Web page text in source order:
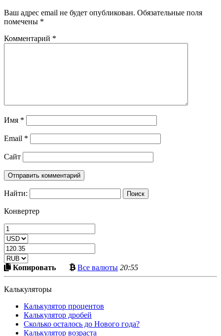
Ваш адрес email не будет опубликован. Обязательные поля
помечены *
Комментарий *
Имя *
Email *
Сайт
Найти:
Конвертер
КопироватьСкопировать
в
Все валютыБольше
криптовалют
20:55
Калькуляторы
Калькулятор процентов
Калькулятор дробей
Сколько осталось до Нового года?
Калькулятор возраста